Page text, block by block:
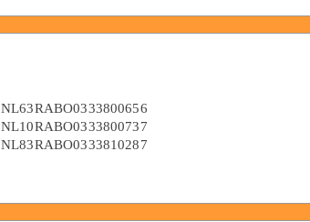
NL63RABO0333800656
NL10RABO0333800737
NL83RABO0333810287